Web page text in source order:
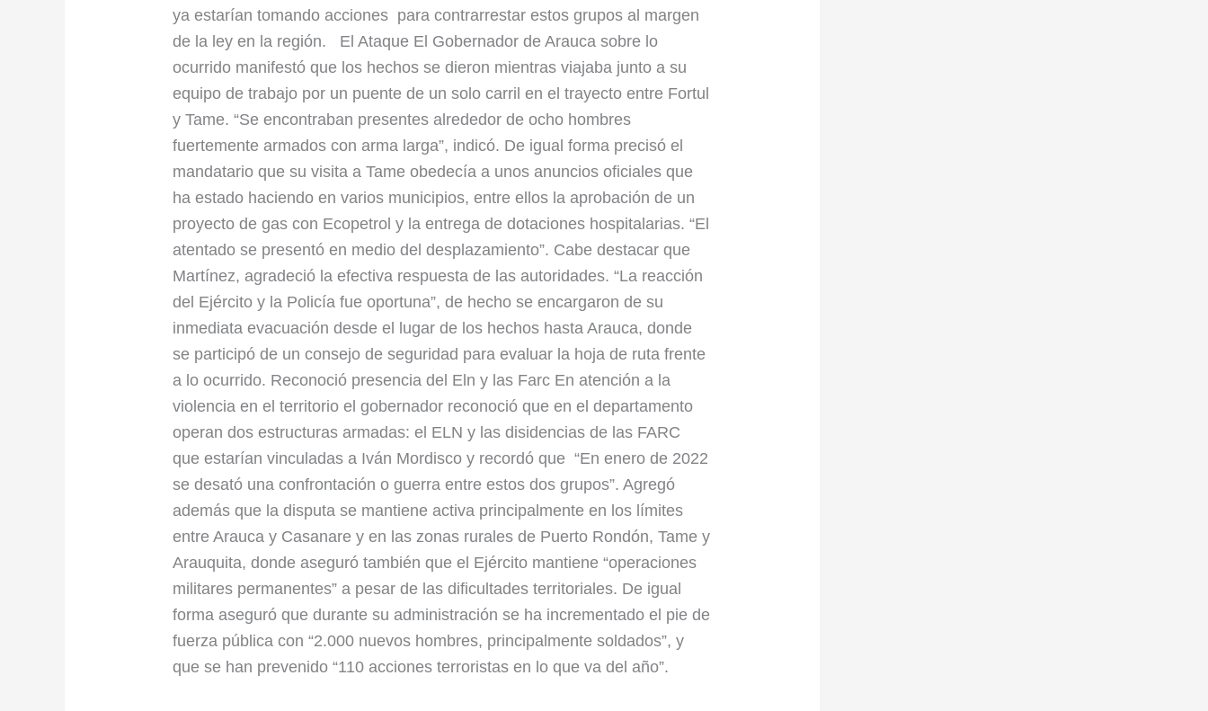
ya estarían tomando acciones para contrarrestar estos grupos al margen
de la ley en la región. El Ataque El Gobernador de Arauca sobre lo
ocurrido manifestó que los hechos se dieron mientras viajaba junto a su
equipo de trabajo por un puente de un solo carril en el trayecto entre Fortul
y Tame. “Se encontraban presentes alrededor de ocho hombres
fuertemente armados con arma larga”, indicó. De igual forma precisó el
mandatario que su visita a Tame obedecía a unos anuncios oficiales que
ha estado haciendo en varios municipios, entre ellos la aprobación de un
proyecto de gas con Ecopetrol y la entrega de dotaciones hospitalarias. “El
atentado se presentó en medio del desplazamiento”. Cabe destacar que
Martínez, agradeció la efectiva respuesta de las autoridades. “La reacción
del Ejército y la Policía fue oportuna”, de hecho se encargaron de su
inmediata evacuación desde el lugar de los hechos hasta Arauca, donde
se participó de un consejo de seguridad para evaluar la hoja de ruta frente
a lo ocurrido. Reconoció presencia del Eln y las Farc En atención a la
violencia en el territorio el gobernador reconoció que en el departamento
operan dos estructuras armadas: el ELN y las disidencias de las FARC
que estarían vinculadas a Iván Mordisco y recordó que “En enero de 2022
se desató una confrontación o guerra entre estos dos grupos”. Agregó
además que la disputa se mantiene activa principalmente en los límites
entre Arauca y Casanare y en las zonas rurales de Puerto Rondón, Tame y
Arauquita, donde aseguró también que el Ejército mantiene “operaciones
militares permanentes” a pesar de las dificultades territoriales. De igual
forma aseguró que durante su administración se ha incrementado el pie de
fuerza pública con “2.000 nuevos hombres, principalmente soldados”, y
que se han prevenido “110 acciones terroristas en lo que va del año”.